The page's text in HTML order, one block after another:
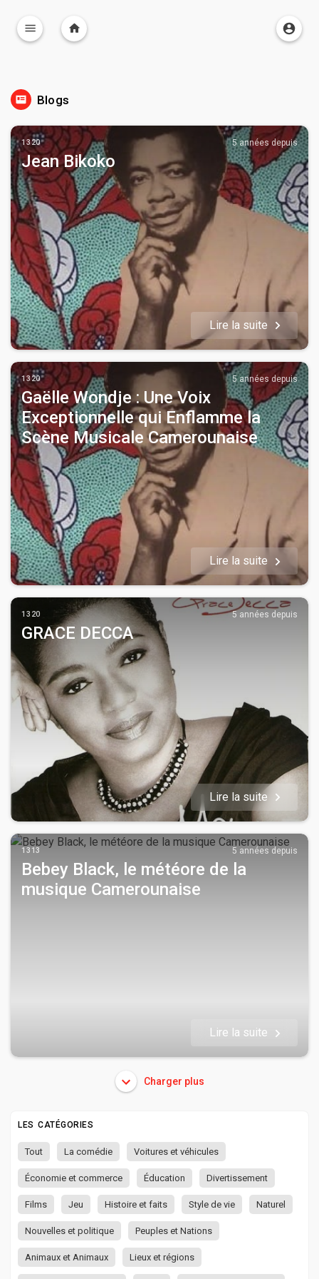
Blogs
1320 5 années depuis
Jean Bikoko
Lire la suite
1320 5 années depuis
Gaëlle Wondje : Une Voix
Exceptionnelle qui Enflamme la
Scène Musicale Camerounaise
Lire la suite
1320 5 années depuis
GRACE DECCA
Lire la suite
1313 5 années depuis
Bebey Black, le météore de la
musique Camerounaise
Lire la suite
Charger plus
LES CATÉGORIES
Tout La comédie Voitures et véhicules
Économie et commerce Éducation Divertissement
Films Jeu Histoire et faits Style de vie Naturel
Nouvelles et politique Peuples et Nations
Animaux et Animaux Lieux et régions